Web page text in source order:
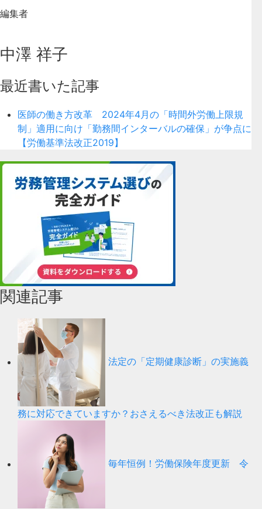
編集者
中澤 祥子
最近書いた記事
医師の働き方改革 2024年4月の「時間外労働上限規
制」適用に向け「勤務間インターバルの確保」が争点に
【労働基準法改正2019】
関連記事
法定の「定期健康診断」の実施義
務に対応できていますか？おさえるべき法改正も解説
毎年恒例！労働保険年度更新 令